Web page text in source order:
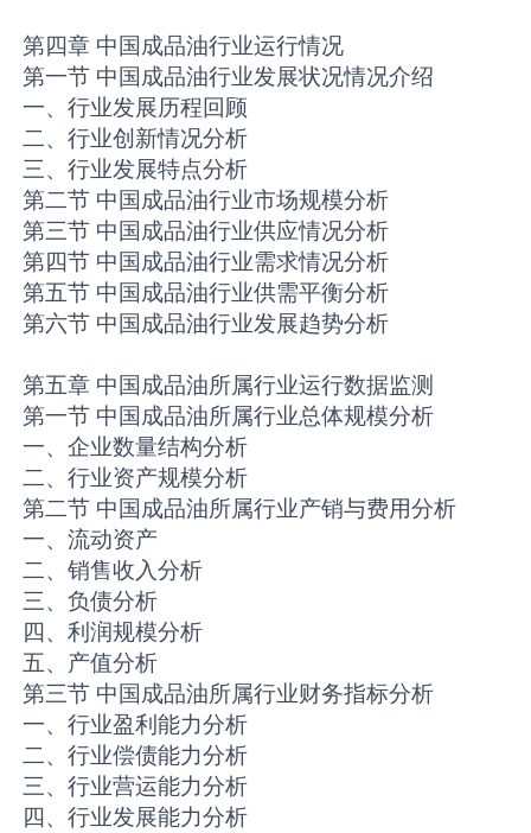
第四章 中国成品油行业运行情况
第一节 中国成品油行业发展状况情况介绍
一、行业发展历程回顾
二、行业创新情况分析
三、行业发展特点分析
第二节 中国成品油行业市场规模分析
第三节 中国成品油行业供应情况分析
第四节 中国成品油行业需求情况分析
第五节 中国成品油行业供需平衡分析
第六节 中国成品油行业发展趋势分析
第五章 中国成品油所属行业运行数据监测
第一节 中国成品油所属行业总体规模分析
一、企业数量结构分析
二、行业资产规模分析
第二节 中国成品油所属行业产销与费用分析
一、流动资产
二、销售收入分析
三、负债分析
四、利润规模分析
五、产值分析
第三节 中国成品油所属行业财务指标分析
一、行业盈利能力分析
二、行业偿债能力分析
三、行业营运能力分析
四、行业发展能力分析